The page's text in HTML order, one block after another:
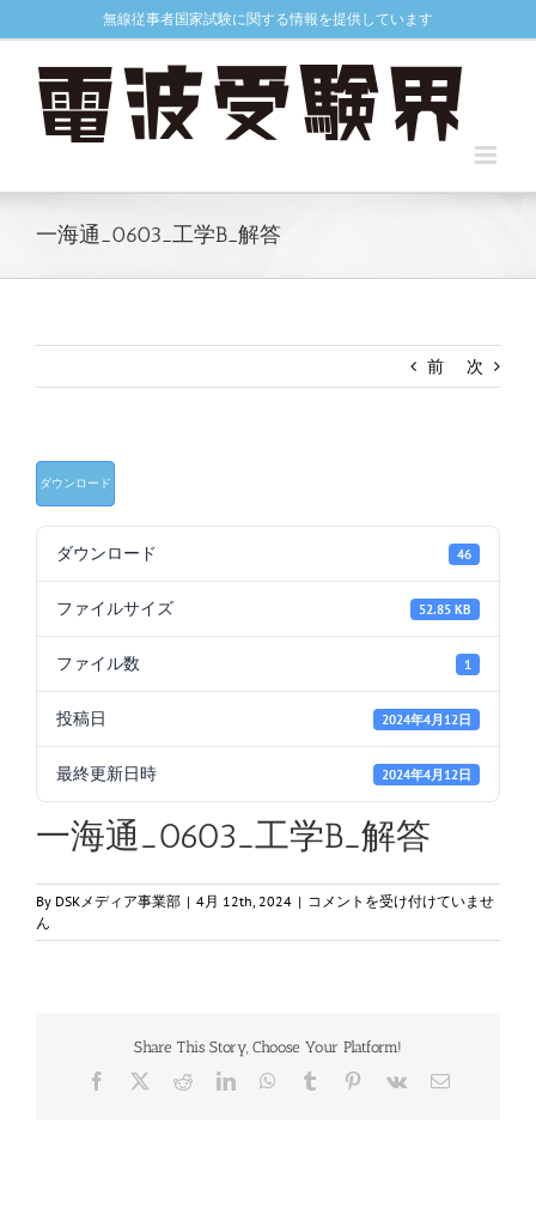
to
無線従事者国家試験に関する情報を提供しています
一海通_0603_工学B_解答
前 次
ダウンロード
ダウンロード 46
ファイルサイズ 52.85 KB
ファイル数 1
投稿日 2024年4月12日
最終更新日時 2024年4月12日
一海通_0603_工学B_解答
By DSKメディア事業部 | 4月 12th, 2024 | 一
通
解
答
は
コメントを受け付けていませ
ん
Share This Story, Choose Your Platform!
Facebook RedditLinkedInWhatsApp
Tumblr Pinterest
Vk
電